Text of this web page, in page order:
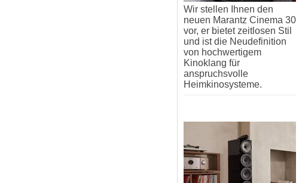
Wir stellen Ihnen den
neuen Marantz Cinema 30
vor, er bietet zeitlosen Stil
und ist die Neudefinition
von hochwertigem
Kinoklang für
anspruchsvolle
Heimkinosysteme.